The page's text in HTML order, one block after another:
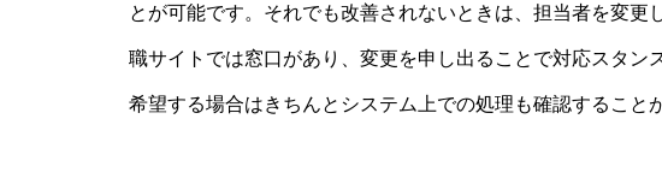
とが可能です。それでも改善されないときは、担当者を変更
職サイトでは窓口があり、変更を申し出ることで対応スタン
希望する場合はきちんとシステム上での処理も確認すること